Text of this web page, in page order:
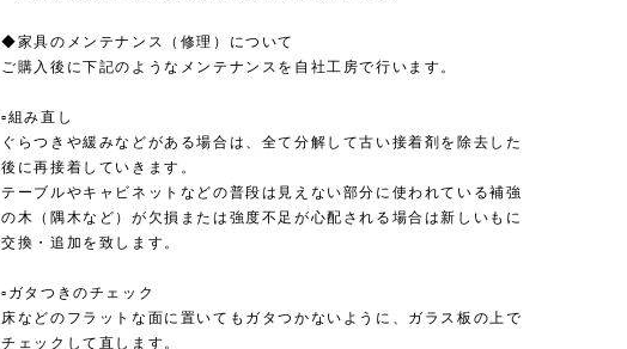
◆家具のメンテナンス（修理）について
ご購入後に下記のようなメンテナンスを自社工房で行います。
▫︎組み直し
ぐらつきや緩みなどがある場合は、全て分解して古い接着剤を除去した
後に再接着していきます。
テーブルやキャビネットなどの普段は見えない部分に使われている補強
の木（隅木など）が欠損または強度不足が心配される場合は新しいもに
交換・追加を致します。
▫︎ガタつきのチェック
床などのフラットな面に置いてもガタつかないように、ガラス板の上で
チェックして直します。